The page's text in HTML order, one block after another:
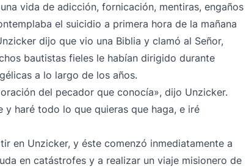
vida de adicción, fornicación, mentiras, engaños
el suicidio a primera hora de la mañana
dijo que vio una Biblia y clamó al Señor,
bautistas fieles le habían dirigido durante
a lo largo de los años.
del pecador que conocía», dijo Unzicker.
y haré todo lo que quieras que haga, e iré
en Unzicker, y éste comenzó inmediatamente a
en catástrofes y a realizar un viaje misionero de